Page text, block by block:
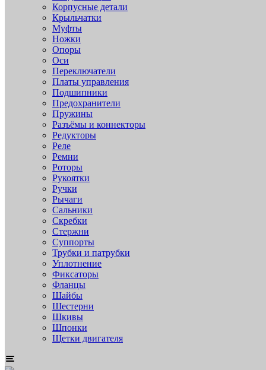
Корпусные детали
Крыльчатки
Муфты
Ножки
Опоры
Оси
Переключатели
Платы управления
Подшипники
Предохранители
Пружины
Разъёмы и коннекторы
Редукторы
Реле
Ремни
Роторы
Рукоятки
Ручки
Рычаги
Сальники
Скребки
Стержни
Суппорты
Трубки и патрубки
Уплотнение
Фиксаторы
Фланцы
Шайбы
Шестерни
Шкивы
Шпонки
Щетки двигателя